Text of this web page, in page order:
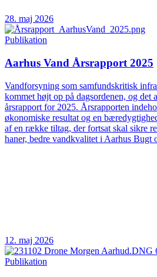
28. maj 2026
Publikation
Aarhus Vand Årsrapport 2025
Vandforsyning som samfundskritisk
kommet højt op på dagsordenen, og det
årsrapport for 2025. Årsrapporten
økonomiske resultat og en
af en række tiltag, der fortsat skal sikre
haner, bedre vandkvalitet i Aarhus Bugt
12. maj 2026
Publikation